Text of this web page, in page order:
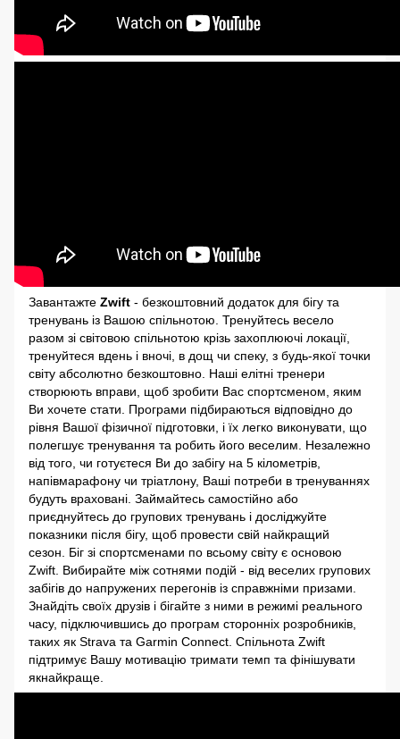
Завантажте Zwift - безкоштовний додаток для бігу та
тренувань із Вашою спільнотою. Тренуйтесь весело
разом зі світовою спільнотою крізь захоплюючі локації,
тренуйтеся вдень і вночі, в дощ чи спеку, з будь-якої точки
світу абсолютно безкоштовно. Наші елітні тренери
створюють вправи, щоб зробити Вас спортсменом, яким
Ви хочете стати. Програми підбираються відповідно до
рівня Вашої фізичної підготовки, і їх легко виконувати, що
полегшує тренування та робить його веселим. Незалежно
від того, чи готуєтеся Ви до забігу на 5 кілометрів,
напівмарафону чи тріатлону, Ваші потреби в тренуваннях
будуть враховані. Займайтесь самостійно або
приєднуйтесь до групових тренувань і досліджуйте
показники після бігу, щоб провести свій найкращий
сезон. Біг зі спортсменами по всьому світу є основою
Zwift. Вибирайте між сотнями подій - від веселих групових
забігів до напружених перегонів із справжніми призами.
Знайдіть своїх друзів і бігайте з ними в режимі реального
часу, підключившись до програм сторонніх розробників,
таких як Strava та Garmin Connect. Спільнота Zwift
підтримує Вашу мотивацію тримати темп та фінішувати
якнайкраще.